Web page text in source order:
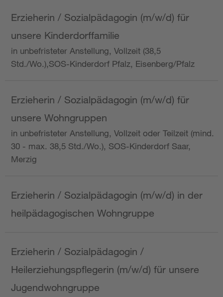
Erzieherin / Sozialpädagogin (m/w/d) für
unsere Kinderdorffamilie
in unbefristeter Anstellung, Vollzeit (38,5
Std./Wo.),SOS-Kinderdorf Pfalz, Eisenberg/Pfalz
Erzieherin / Sozialpädagogin (m/w/d) für
unsere Wohngruppen
in unbefristeter Anstellung, Vollzeit oder Teilzeit (mind.
30 - max. 38,5 Std./Wo.), SOS-Kinderdorf Saar,
Merzig
Erzieherin / Sozialpädagogin (m/w/d) in der
heilpädagogischen Wohngruppe
Erzieherin / Sozialpädagogin /
Heilerziehungspflegerin (m/w/d) für unsere
Jugendwohngruppe